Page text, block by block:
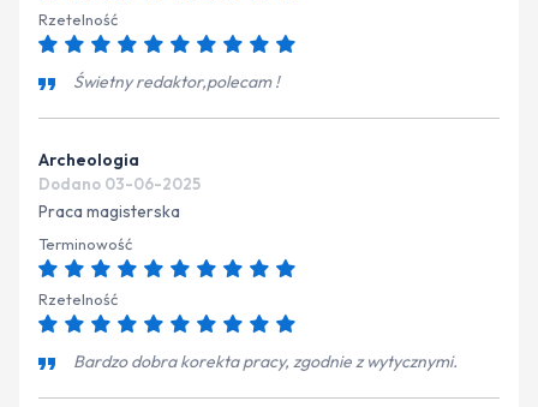
Rzetelność
Świetny redaktor,polecam !
Archeologia
Dodano 03-06-2025
Praca magisterska
Terminowość
Rzetelność
Bardzo dobra korekta pracy, zgodnie z wytycznymi.